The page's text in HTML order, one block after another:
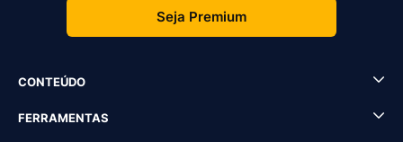
Seja Premium
CONTEÚDO
FERRAMENTAS